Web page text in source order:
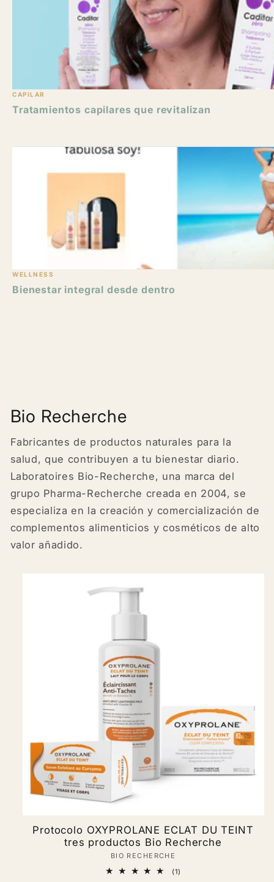
CAPILAR
Tratamientos capilares que revitalizan
WELLNESS
Bienestar integral desde dentro
Bio Recherche
Fabricantes de productos naturales para la
salud, que contribuyen a tu bienestar diario.
Laboratoires Bio-Recherche, una marca del
grupo Pharma-Recherche creada en 2004, se
especializa en la creación y comercialización de
complementos alimenticios y cosméticos de alto
valor añadido.
Protocolo OXYPROLANE ECLAT DU TEINT
tres productos Bio Recherche
Vendor:
BIO RECHERCHE
(1)